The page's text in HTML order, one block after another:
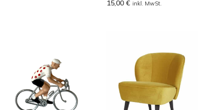
15,00€ inkl. MwSt.